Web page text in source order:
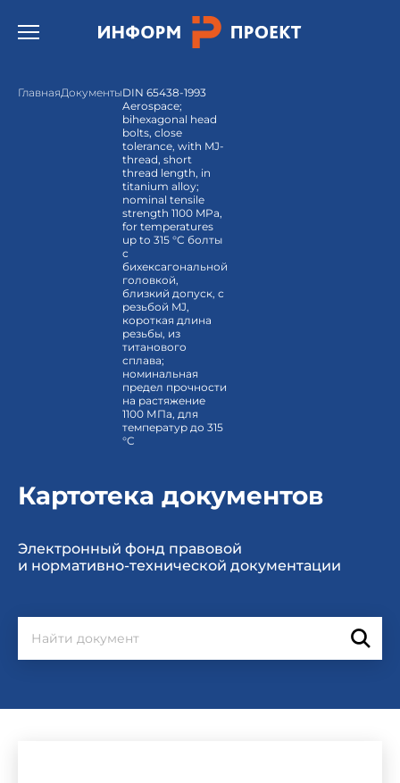
Открыть бургер меню.
ГлавнаяДокументыDIN 65438-1993
Aerospace;
bihexagonal head
bolts, close
tolerance, with MJ-
thread, short
thread length, in
titanium alloy;
nominal tensile
strength 1100 MPa,
for temperatures
up to 315 °C болты
с
бихексагональной
головкой,
близкий допуск, с
резьбой MJ,
короткая длина
резьбы, из
титанового
сплава;
номинальная
предел прочности
на растяжение
1100 МПа, для
температур до 315
°C
Картотека документов
Электронный фонд правовой
и нормативно-технической документации